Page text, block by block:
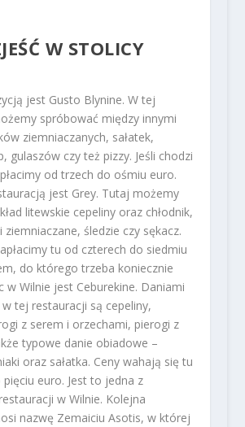
W STOLICY
jest Gusto Blynine. W tej
spróbować między innymi
ziemniaczanych, sałatek,
gulaszów czy też pizzy. Jeśli chodzi
od trzech do ośmiu euro.
jest Grey. Tutaj możemy
litewskie cepeliny oraz chłodnik,
ziemniaczane, śledzie czy sękacz.
tu od czterech do siedmiu
do którego trzeba koniecznie
w Wilnie jest Ceburekine. Daniami
tej restauracji są cepeliny,
z serem i orzechami, pierogi z
typowe danie obiadowe –
oraz sałatka. Ceny wahają się tu
euro. Jest to jedna z
w Wilnie. Kolejna
nazwę Zemaiciu Asotis, w której